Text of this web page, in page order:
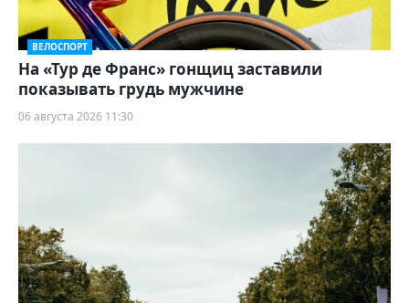
ВЕЛОСПОРТ
На «Тур де Франс» гонщиц заставили
показывать грудь мужчине
06 августа 2026 11:30